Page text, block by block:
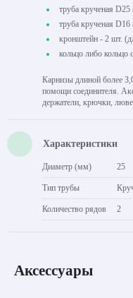
труба крученая
труба крученая
кронштейн - 2 шт.
кольцо либо
Карнизы длиной более
помощи соединителя.
держатели, крючки,
Характеристики
Диаметр (мм) 25
Тип трубы
Количество рядов 2
Аксессуары